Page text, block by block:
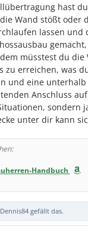
hast
Wand stößt oder
lassen
müsstest du
zu erreichen, was
und eine
Anschluss
sondern
unter dir kann
Handbuch
Dennis84 gefällt das.